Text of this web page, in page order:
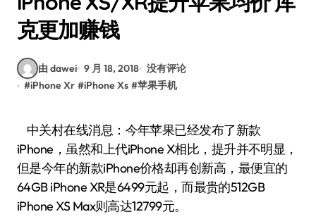
克更加赚钱
由 dawei 9 月 18, 2018 没有评论
#iPhone Xr #iPhone Xs #苹果手机
中关村在线消息：今年苹果已经发布了新款
iPhone，虽然和上代iPhone X相比，提升并不明显，
但是今年的新款iPhone价格却再创新高，最便宜的
64GB iPhone XR是6499元起，而最贵的512GB
iPhone XS Max则高达12799元。